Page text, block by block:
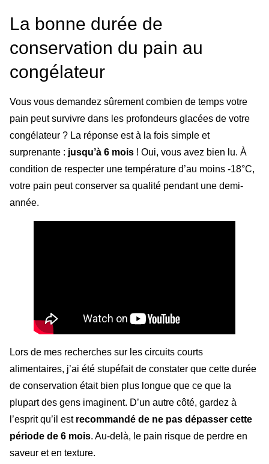
La bonne durée de
conservation du pain au
congélateur
Vous vous demandez sûrement combien de temps votre
pain peut survivre dans les profondeurs glacées de votre
congélateur ? La réponse est à la fois simple et
surprenante : jusqu’à 6 mois ! Oui, vous avez bien lu. À
condition de respecter une température d’au moins -18°C,
votre pain peut conserver sa qualité pendant une demi-
année.
Lors de mes recherches sur les circuits courts
alimentaires, j’ai été stupéfait de constater que cette durée
de conservation était bien plus longue que ce que la
plupart des gens imaginent. D’un autre côté, gardez à
l’esprit qu’il est recommandé de ne pas dépasser cette
période de 6 mois. Au-delà, le pain risque de perdre en
saveur et en texture.